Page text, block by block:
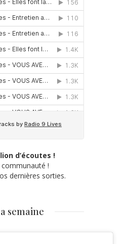
d’écoutes !
!
dernières sorties.
semaine